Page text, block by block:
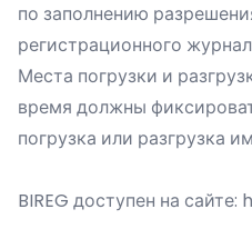
по заполнению
регистрационного
Места погрузки и
время должны
погрузка или разгрузка
BIREG доступен на